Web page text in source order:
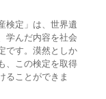
検定」は、世界遺
学んだ内容を社会
です。漠然としか
、この検定を取得
ることができま